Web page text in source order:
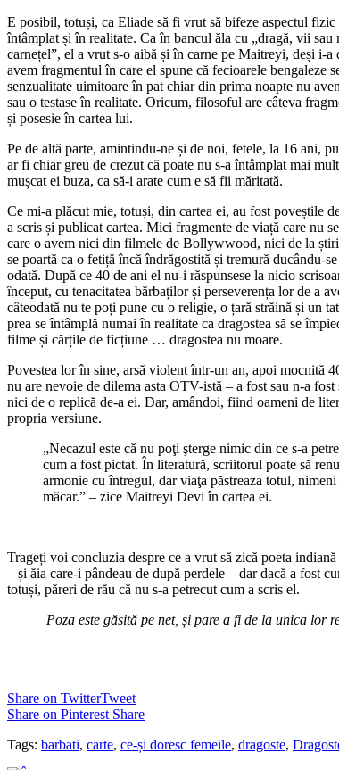
E posibil, totuși, ca Eliade să fi vrut să bifeze aspectul
întâmplat și în realitate. Ca în bancul ăla cu „dragă, vii sau
carnețel”, el a vrut s-o aibă și în carne pe Maitreyi, deși i-
avem fragmentul în care el spune că fecioarele bengaleze
senzualitate uimitoare în pat chiar din prima noapte nu
sau o testase în realitate. Oricum, filosoful are câteva
și posesie în cartea lui.
Pe de altă parte, amintindu-ne și de noi, fetele, la 16 ani,
ar fi chiar greu de crezut că poate nu s-a întâmplat mai
mușcat ei buza, ca să-i arate cum e să fii măritată.
Ce mi-a plăcut mie, totuși, din cartea ei, au fost poveștile
a scris și publicat cartea. Mici fragmente de viață care nu
care o avem nici din filmele de Bollywwood, nici de la
se poartă ca o fetiță încă îndrăgostită și tremură ducându-
odată. După ce 40 de ani el nu-i răspunsese la nicio
început, cu tenacitatea bărbaților și perseverența lor de a
câteodată nu te poți pune cu o religie, o țară străină și un
prea se întâmplă numai în realitate ca dragostea să se
filme și cărțile de ficțiune … dragostea nu moare.
Povestea lor în sine, arsă violent într-un an, apoi mocnită
nu are nevoie de dilema asta OTV-istă – a fost sau n-a
nici de o replică de-a ei. Dar, amândoi, fiind oameni de
propria versiune.
„Necazul este că nu poţi şterge nimic din ce s-a
cum a fost pictat. În literatură, scriitorul poate să
armonie cu întregul, dar viaţa păstreaza totul,
măcar.” – zice Maitreyi Devi în cartea ei.
Trageți voi concluzia despre ce a vrut să zică poeta
– și ăia care-i pândeau de după perdele – dar dacă a fost
totuși, păreri de rău că nu s-a petrecut cum a scris el.
Poza este găsită pe net, și pare a fi de la unica lor
Share on TwitterTweet
Share on Pinterest Share
Tags: barbati, carte, ce-și doresc femeile, dragoste,